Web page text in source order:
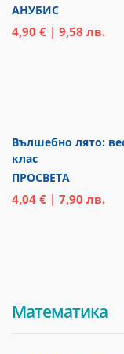
АНУБИС
4,90 € | 9,58 лв.
Вълшебно лято:
клас
ПРОСВЕТА
4,04 € | 7,90 лв.
Математика